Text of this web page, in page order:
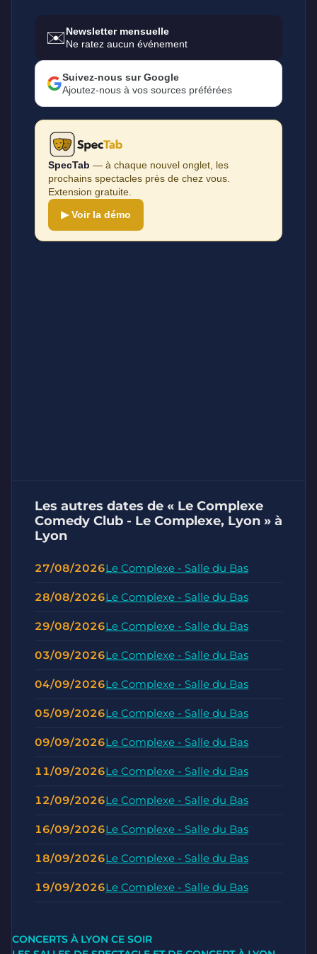
✉️Newsletter mensuelle
Ne ratez aucun événement
Suivez-nous sur Google
Ajoutez-nous à vos sources préférées
SpecTab — à chaque nouvel onglet, les
prochains spectacles près de chez vous.
Extension gratuite.
▶ Voir la démo
Les autres dates de « Le Complexe
Comedy Club - Le Complexe, Lyon » à
Lyon
27/08/2026Le Complexe - Salle du Bas
28/08/2026Le Complexe - Salle du Bas
29/08/2026Le Complexe - Salle du Bas
03/09/2026Le Complexe - Salle du Bas
04/09/2026Le Complexe - Salle du Bas
05/09/2026Le Complexe - Salle du Bas
09/09/2026Le Complexe - Salle du Bas
11/09/2026Le Complexe - Salle du Bas
12/09/2026Le Complexe - Salle du Bas
16/09/2026Le Complexe - Salle du Bas
18/09/2026Le Complexe - Salle du Bas
19/09/2026Le Complexe - Salle du Bas
CONCERTS À LYON CE SOIR